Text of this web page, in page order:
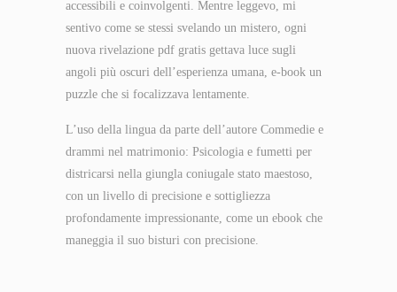
accessibili e coinvolgenti. Mentre leggevo, mi
sentivo come se stessi svelando un mistero, ogni
nuova rivelazione pdf gratis gettava luce sugli
angoli più oscuri dell’esperienza umana, e-book un
puzzle che si focalizzava lentamente.
L’uso della lingua da parte dell’autore Commedie e
drammi nel matrimonio: Psicologia e fumetti per
districarsi nella giungla coniugale stato maestoso,
con un livello di precisione e sottigliezza
profondamente impressionante, come un ebook che
maneggia il suo bisturi con precisione.